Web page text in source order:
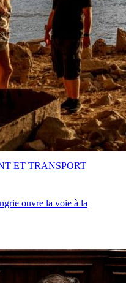
ouvre la voie à la
ET TRANSPORT